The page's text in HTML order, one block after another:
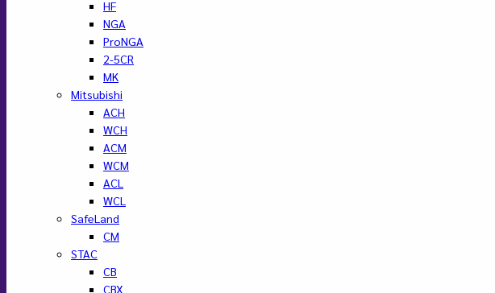
HF
NGA
ProNGA
2-5CR
MK
Mitsubishi
ACH
WCH
ACM
WCM
ACL
WCL
SafeLand
CM
STAC
CB
CBX